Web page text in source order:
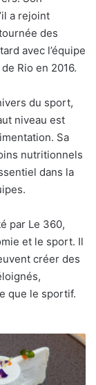
a rejoint
des
avec l’équipe
Rio en 2016.
du sport,
niveau est
Sa
nutritionnels
dans la
par Le 360,
et le sport. Il
créer des
que le sportif.